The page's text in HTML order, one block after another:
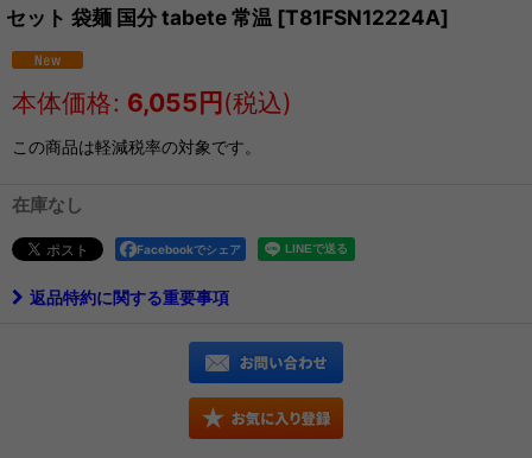
セット 袋麺 国分 tabete 常温 [T81FSN12224A]
本体価格: 6,055 円 (税込)
この商品は軽減税率の対象です。
在庫なし
Facebookでシェア
返品特約に関する重要事項